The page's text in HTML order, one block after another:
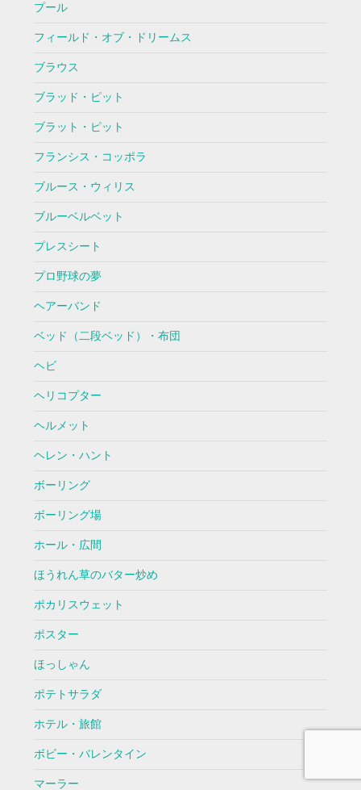
プール
フィールド・オブ・ドリームス
ブラウス
ブラッド・ピット
ブラット・ピット
フランシス・コッポラ
ブルース・ウィリス
ブルーベルベット
プレスシート
プロ野球の夢
ヘアーバンド
ベッド（二段ベッド）・布団
ヘビ
ヘリコプター
ヘルメット
ヘレン・ハント
ボーリング
ボーリング場
ホール・広間
ほうれん草のバター炒め
ポカリスウェット
ポスター
ほっしゃん
ポテトサラダ
ホテル・旅館
ボビー・バレンタイン
マーラー